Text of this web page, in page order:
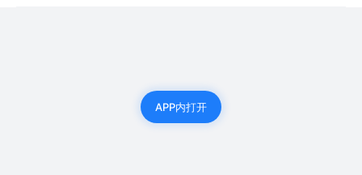
APP内打开